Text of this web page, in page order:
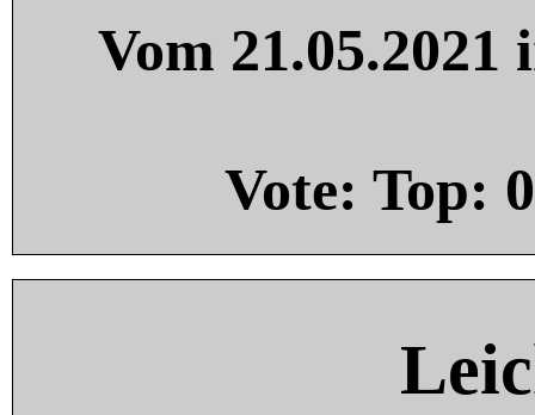
Vom
Vote: Top: 0